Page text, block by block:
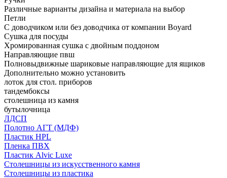
Различные варианты дизайна и материала на выбор
Петли
С доводчиком или без доводчика от компании Boyard
Сушка для посуды
Хромированная сушка с двойным поддоном
Направляющие пвш
Полновыдвижные шариковые направляющие для ящиков
Дополнительно можно установить
лоток для стол. приборов
тандембоксы
столешница из камня
бутылочница
ЛДСП
Полотно АГТ (МДФ)
Пластик HPL
Пленка ПВХ
Пластик Alvic Luxe
Столешницы из искусственного камня
Столешницы из пластика